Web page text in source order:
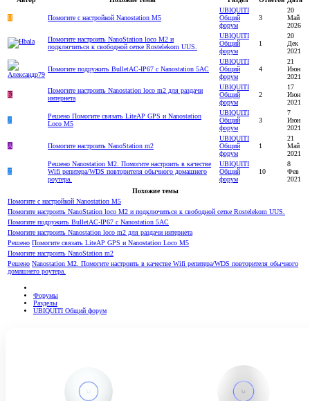
И Помогите с настройкой Nanostation M5
UBIQUITI
Общий
форум
3
20
Май
2026
Помогите настроить NanoStation loco M2 и
подключиться к свободной сетке Rostelekom UUS.
UBIQUITI
Общий
форум
1
20
Дек
2021
Помогите подружить BulletAC-IP67 c Nanostation 5AC
UBIQUITI
Общий
форум
4
21
Июн
2021
К
Помогите настроить Nanostation loco m2 для раздачи
интернета
UBIQUITI
Общий
форум
2
17
Июн
2021
Z
Решено Помогите связать LiteAP GPS и Nanostation
Loco M5
UBIQUITI
Общий
форум
3
7
Июн
2021
А Помогите настроить NanoStation m2
UBIQUITI
Общий
форум
1
21
Май
2021
Z
Решено Nanostation M2. Помогите настроить в качестве
Wifi репитера/WDS повторителя обычного домашнего
роутера.
UBIQUITI
Общий
форум
10
8
Фев
2021
Похожие темы
Помогите с настройкой Nanostation M5
Помогите настроить NanoStation loco M2 и подключиться к свободной сетке Rostelekom UUS.
Помогите подружить BulletAC-IP67 c Nanostation 5AC
Помогите настроить Nanostation loco m2 для раздачи интернета
Решено Помогите связать LiteAP GPS и Nanostation Loco M5
Помогите настроить NanoStation m2
Решено Nanostation M2. Помогите настроить в качестве Wifi репитера/WDS повторителя обычного
домашнего роутера.
Форумы
Разделы
UBIQUITI Общий форум